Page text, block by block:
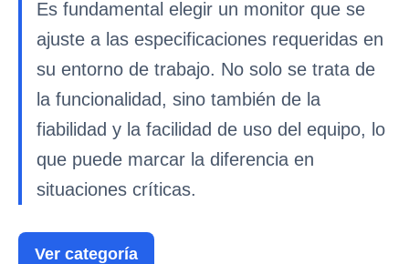
Es fundamental elegir un monitor que se
ajuste a las especificaciones requeridas en
su entorno de trabajo. No solo se trata de
la funcionalidad, sino también de la
fiabilidad y la facilidad de uso del equipo, lo
que puede marcar la diferencia en
situaciones críticas.
Ver categoría